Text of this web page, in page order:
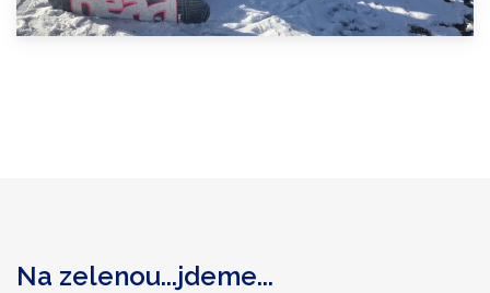
Na zelenou...jdeme...